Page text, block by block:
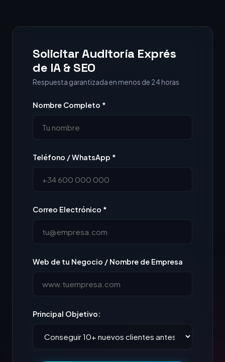
Solicitar Auditoría Exprés
de IA & SEO
Respuesta garantizada en menos de 24 horas
Nombre Completo *
Teléfono / WhatsApp *
Correo Electrónico *
Web de tu Negocio / Nombre de Empresa
Principal Objetivo: